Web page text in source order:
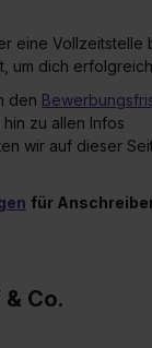
eine Vollzeitstelle
um dich
den
zu allen Infos
wir auf dieser
für
Co.